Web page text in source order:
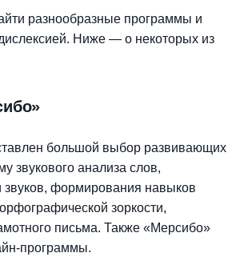
разнообразные программы и
Ниже — о некоторых из
большой выбор развивающих
звукового анализа слов,
формирования навыков
зоркости,
письма. Также «Мерсибо»
программы.